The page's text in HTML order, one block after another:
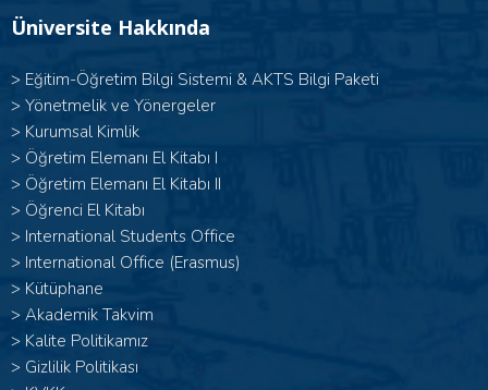
Üniversite Hakkında
> Eğitim-Öğretim Bilgi Sistemi & AKTS Bilgi Paketi
> Yönetmelik ve Yönergeler
> Kurumsal Kimlik
> Öğretim Elemanı El Kitabı I
> Öğretim Elemanı El Kitabı II
> Öğrenci El Kitabı
> International Students Office
> International Office (Erasmus)
> Kütüphane
> Akademik Takvim
> Kalite Politikamız
> Gizlilik Politikası